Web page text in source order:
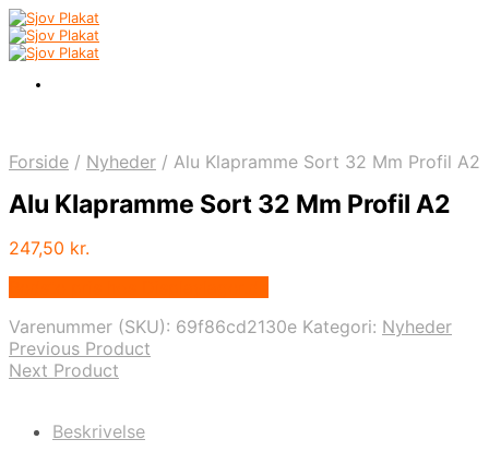
Forside / Nyheder / Alu Klapramme Sort 32 Mm Profil A2
Alu Klapramme Sort 32 Mm Profil A2
247,50 kr.
Varenummer (SKU): 69f86cd2130e Kategori: Nyheder
Previous Product
Next Product
Beskrivelse